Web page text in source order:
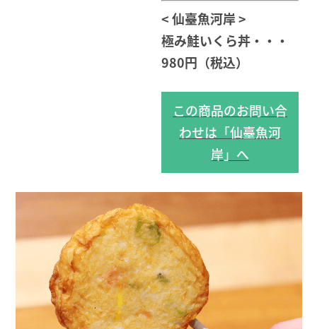
< 仙臺魚河岸 >
極み鮭いくら丼・・・
980円（税込）
この商品のお問い合
わせは「仙臺魚河
岸」へ